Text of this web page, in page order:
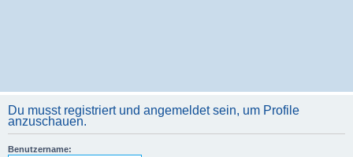
Du musst registriert und angemeldet sein, um Profile
anzuschauen.
Benutzername: